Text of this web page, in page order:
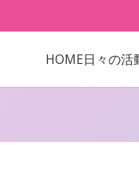
HOME日々の活